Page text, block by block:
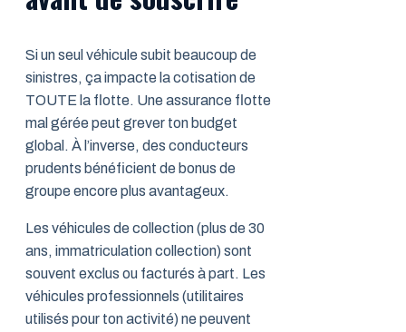
Si un seul véhicule subit beaucoup de
sinistres, ça impacte la cotisation de
TOUTE la flotte. Une assurance flotte
mal gérée peut grever ton budget
global. À l’inverse, des conducteurs
prudents bénéficient de bonus de
groupe encore plus avantageux.
Les véhicules de collection (plus de 30
ans, immatriculation collection) sont
souvent exclus ou facturés à part. Les
véhicules professionnels (utilitaires
utilisés pour ton activité) ne peuvent